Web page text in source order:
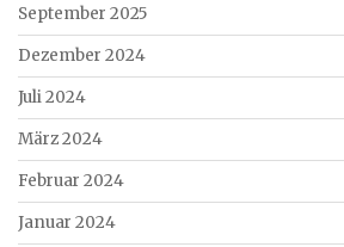
September 2025
Dezember 2024
Juli 2024
März 2024
Februar 2024
Januar 2024